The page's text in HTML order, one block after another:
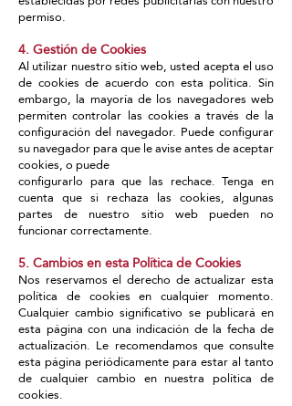
permiso.
4. Gestión de Cookies
Al utilizar nuestro sitio web, usted acepta el uso
de cookies de acuerdo con esta política. Sin
embargo, la mayoría de los navegadores web
permiten controlar las cookies a través de la
configuración del navegador. Puede configurar
su navegador para que le avise antes de aceptar
cookies, o puede
configurarlo para que las rechace. Tenga en
cuenta que si rechaza las cookies, algunas
partes de nuestro sitio web pueden no
funcionar correctamente.
5. Cambios en esta Política de Cookies
Nos reservamos el derecho de actualizar esta
política de cookies en cualquier momento.
Cualquier cambio significativo se publicará en
esta página con una indicación de la fecha de
actualización. Le recomendamos que consulte
esta página periódicamente para estar al tanto
de cualquier cambio en nuestra política de
cookies.